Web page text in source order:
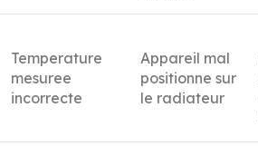
Temperature
mesuree
incorrecte
Appareil mal
positionne sur
le radiateur